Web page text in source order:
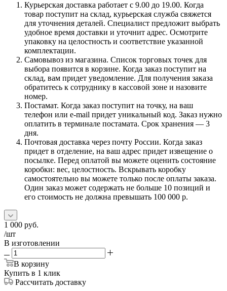
Курьерская доставка работает с 9.00 до 19.00. Когда
товар поступит на склад, курьерская служба свяжется
для уточнения деталей. Специалист предложит выбрать
удобное время доставки и уточнит адрес. Осмотрите
упаковку на целостность и соответствие указанной
комплектации.
Самовывоз из магазина. Список торговых точек для
выбора появится в корзине. Когда заказ поступит на
склад, вам придет уведомление. Для получения заказа
обратитесь к сотруднику в кассовой зоне и назовите
номер.
Постамат. Когда заказ поступит на точку, на ваш
телефон или e-mail придет уникальный код. Заказ нужно
оплатить в терминале постамата. Срок хранения — 3
дня.
Почтовая доставка через почту России. Когда заказ
придет в отделение, на ваш адрес придет извещение о
посылке. Перед оплатой вы можете оценить состояние
коробки: вес, целостность. Вскрывать коробку
самостоятельно вы можете только после оплаты заказа.
Один заказ может содержать не больше 10 позиций и
его стоимость не должна превышать 100 000 р.
1 000 руб.
/шт
В изготовлении
В корзину
Купить в 1 клик
Рассчитать доставку